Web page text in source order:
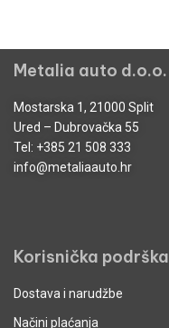
Metalia auto d.o.o.
Mostarska 1, 21000 Split
Ured – Dubrovačka 55
Tel: +385 21 508 333
info@metaliaauto.hr
Korisnička podrška
Dostava i narudžbe
Načini plaćanja